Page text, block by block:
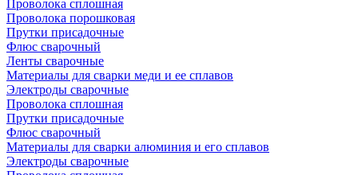
Проволока сплошная
Проволока порошковая
Прутки присадочные
Флюс сварочный
Ленты сварочные
Материалы для сварки меди и ее сплавов
Электроды сварочные
Проволока сплошная
Прутки присадочные
Флюс сварочный
Материалы для сварки алюминия и его сплавов
Электроды сварочные